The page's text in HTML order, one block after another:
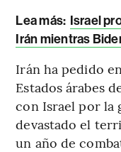
Lea más: Israel
Irán mientras
Irán ha pedido
Estados árabes
con Israel por la
devastado el
un año de